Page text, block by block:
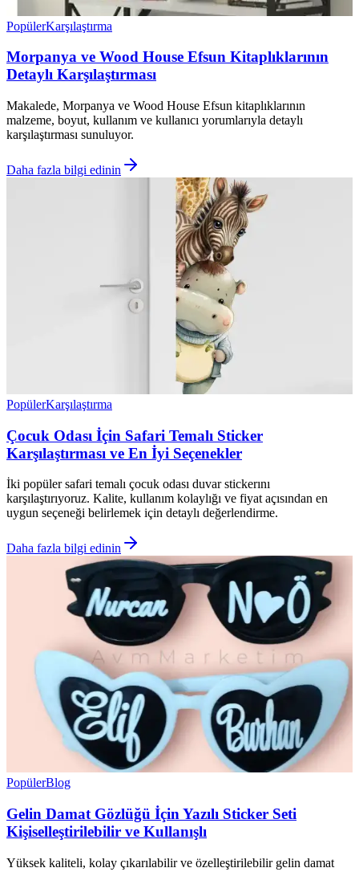
PopülerKarşılaştırma
Morpanya ve Wood House Efsun Kitaplıklarının
Detaylı Karşılaştırması
Makalede, Morpanya ve Wood House Efsun kitaplıklarının
malzeme, boyut, kullanım ve kullanıcı yorumlarıyla detaylı
karşılaştırması sunuluyor.
Daha fazla bilgi edinin
PopülerKarşılaştırma
Çocuk Odası İçin Safari Temalı Sticker
Karşılaştırması ve En İyi Seçenekler
İki popüler safari temalı çocuk odası duvar stickerını
karşılaştırıyoruz. Kalite, kullanım kolaylığı ve fiyat açısından en
uygun seçeneği belirlemek için detaylı değerlendirme.
Daha fazla bilgi edinin
PopülerBlog
Gelin Damat Gözlüğü İçin Yazılı Sticker Seti
Kişiselleştirilebilir ve Kullanışlı
Yüksek kaliteli, kolay çıkarılabilir ve özelleştirilebilir gelin damat